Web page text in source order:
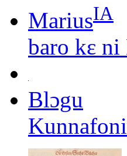
MariusIA
baro kɛ
Blɔgu